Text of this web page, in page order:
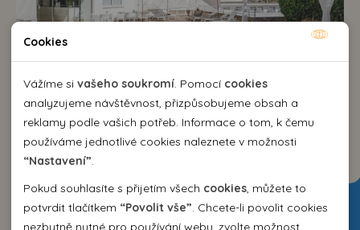
Hotel Tora***+
Španělsko > Mallorca > Paguera
snídaně / polopenze
Brno , Praha , Vídeň
16.08. - 23.08.26 (8 dní)
od 30 990,-
Cookies
Vážíme si vašeho soukromí . Pomocí cookies
analyzujeme návštěvnost, přizpůsobujeme obsah a
reklamy podle vašich potřeb. Informace o tom, k čemu
používáme jednotlivé cookies naleznete v možnosti
“Nastavení”
Pokud souhlasíte s přijetím všech cookies , můžete to
potvrdit tlačítkem “Povolit vše” . Chcete-li povolit cookies
nezbytně nutné pro používání webu, zvolte možnost
Nutné cookies pomáhají, aby byla webová stránka
použitelná tak, že umožní základní funkce jako navigace
stránky a přístup k zabezpečeným sekcím webové stránky.
Webová stránka nemůže správně fungovat bez těchto
cookies.
Analytické cookies